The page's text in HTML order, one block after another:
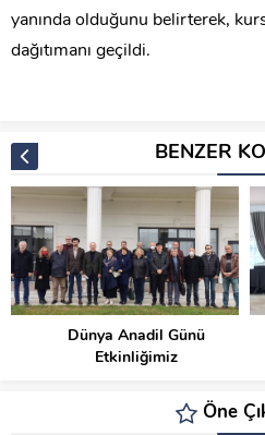
yanında olduğunu belirterek,
dağıtımanı geçildi.
BENZER
Dünya Anadil Günü
Etkinliğimiz
Öne